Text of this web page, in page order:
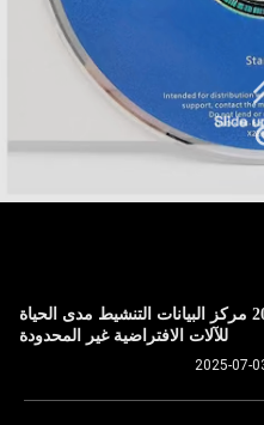
شراء ويندوز سيرفر 2022 مركز البيانات التنشيط مدى الحياة
للآلات الافتراضية غير المحدودة
2025-07-